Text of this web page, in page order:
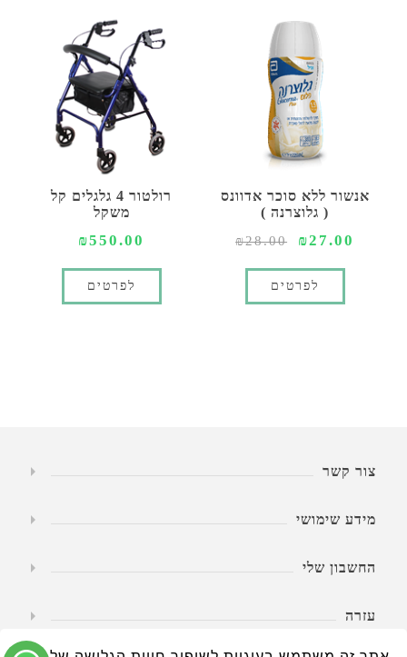
אנשור ללא סוכר אדוונס
( גלוצרנה )
₪27.00
₪28.00
לפרטים
רולטור 4 גלגלים קל
משקל
₪550.00
לפרטים
צור קשר
מידע שימושי
החשבון שלי
עזרה